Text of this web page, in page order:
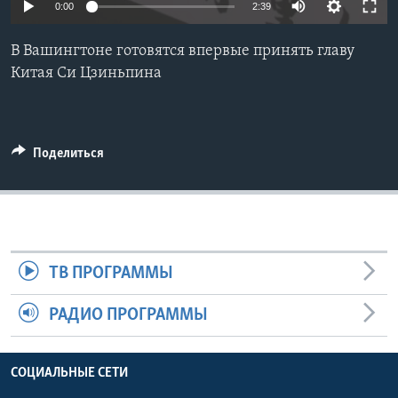
СОЦИАЛЬНЫЕ СЕТИ
Языки
0:00 2:39
В Вашингтоне готовятся впервые принять главу
Китая Си Цзиньпина
Поделиться
ТВ ПРОГРАММЫ
РАДИО ПРОГРАММЫ
СОЦИАЛЬНЫЕ СЕТИ